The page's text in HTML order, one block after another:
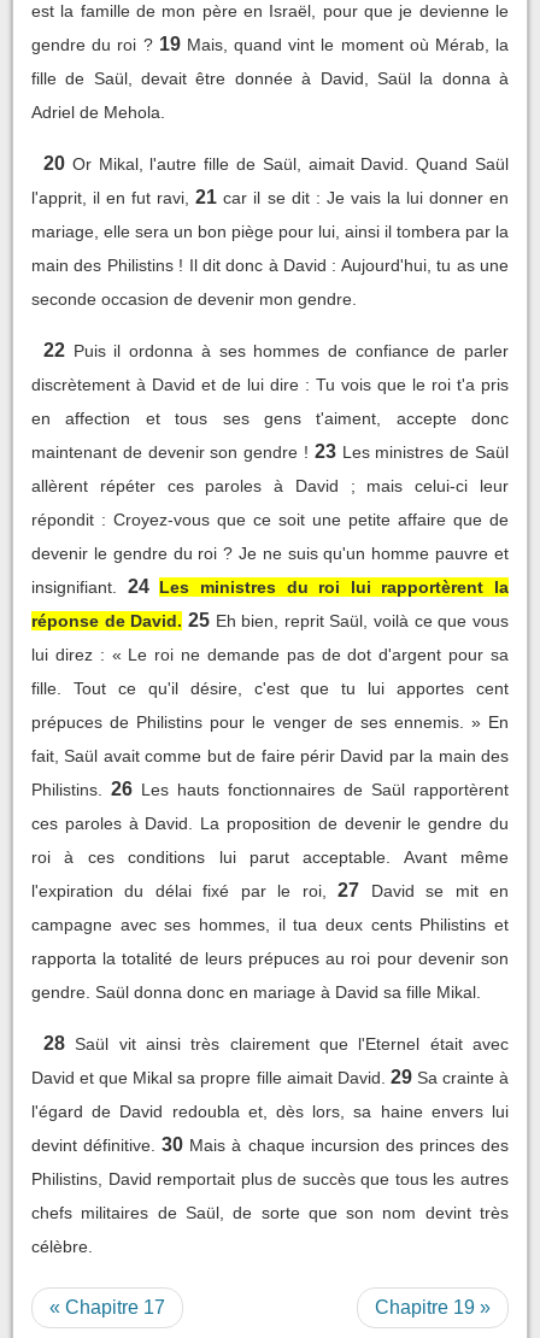
est la famille de mon père en Israël, pour que je devienne le
gendre du roi ? 19 Mais, quand vint le moment où Mérab, la
fille de Saül, devait être donnée à David, Saül la donna à
Adriel de Mehola.
20 Or Mikal, l'autre fille de Saül, aimait David. Quand Saül
l'apprit, il en fut ravi, 21 car il se dit : Je vais la lui donner en
mariage, elle sera un bon piège pour lui, ainsi il tombera par la
main des Philistins ! Il dit donc à David : Aujourd'hui, tu as une
seconde occasion de devenir mon gendre.
22 Puis il ordonna à ses hommes de confiance de parler
discrètement à David et de lui dire : Tu vois que le roi t'a pris
en affection et tous ses gens t'aiment, accepte donc
maintenant de devenir son gendre ! 23 Les ministres de Saül
allèrent répéter ces paroles à David ; mais celui-ci leur
répondit : Croyez-vous que ce soit une petite affaire que de
devenir le gendre du roi ? Je ne suis qu'un homme pauvre et
insignifiant.
24 Les ministres du roi lui rapportèrent la
réponse de David. 25 Eh bien, reprit Saül, voilà ce que vous
lui direz : « Le roi ne demande pas de dot d'argent pour sa
fille. Tout ce qu'il désire, c'est que tu lui apportes cent
prépuces de Philistins pour le venger de ses ennemis. » En
fait, Saül avait comme but de faire périr David par la main des
Philistins.
26 Les hauts fonctionnaires de Saül rapportèrent
ces paroles à David. La proposition de devenir le gendre du
roi à ces conditions lui parut acceptable. Avant même
l'expiration du délai fixé par le roi,
27
David se mit en
campagne avec ses hommes, il tua deux cents Philistins et
rapporta la totalité de leurs prépuces au roi pour devenir son
gendre. Saül donna donc en mariage à David sa fille Mikal.
28 Saül vit ainsi très clairement que l'Eternel était avec
David et que Mikal sa propre fille aimait David. 29 Sa crainte à
l'égard de David redoubla et, dès lors, sa haine envers lui
devint définitive. 30 Mais à chaque incursion des princes des
Philistins, David remportait plus de succès que tous les autres
chefs militaires de Saül, de sorte que son nom devint très
célèbre.
« Chapitre 17 Chapitre 19 »